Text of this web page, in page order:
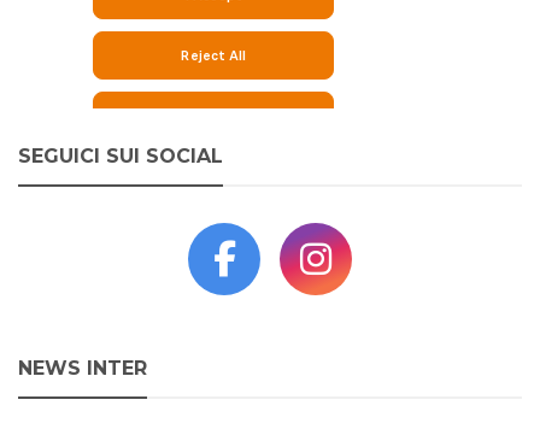
SEGUICI SUI SOCIAL
NEWS INTER